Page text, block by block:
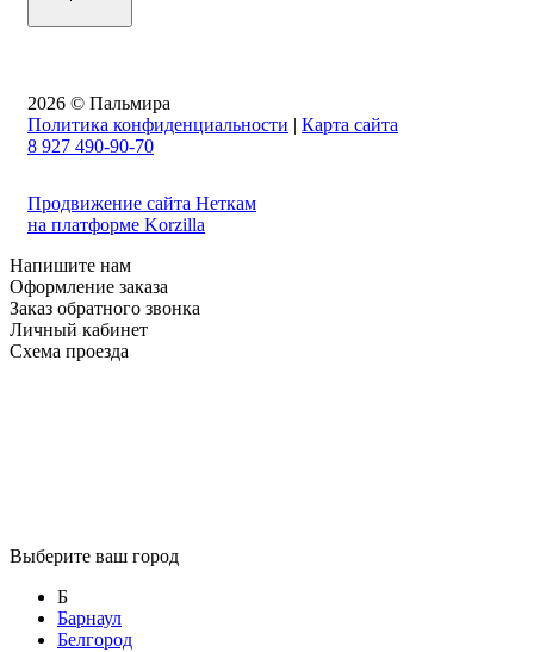
2026 © Пальмира
Политика конфиденциальности | Карта сайта
8 927 490-90-70
Продвижение сайта Неткам
на платформе Korzilla
Напишите нам
Оформление заказа
Заказ обратного звонка
Личный кабинет
Схема проезда
Выберите ваш город
Б
Барнаул
Белгород